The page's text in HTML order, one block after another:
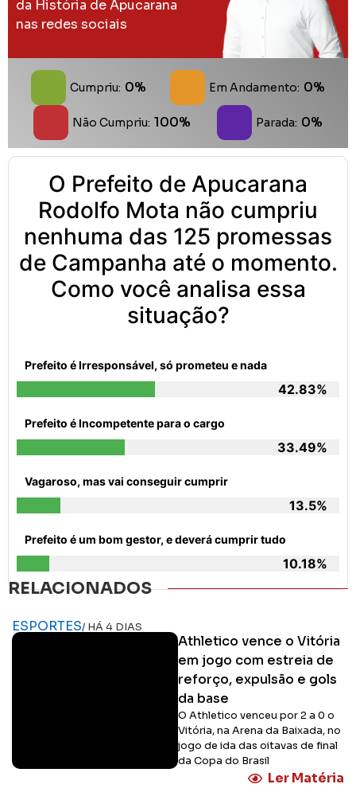
da História de Apucarana
nas redes sociais
Cumpriu: 0% Em Andamento: 0%
Não Cumpriu: 100% Parada: 0%
O Prefeito de Apucarana
Rodolfo Mota não cumpriu
nenhuma das 125 promessas
de Campanha até o momento.
Como você analisa essa
situação?
Prefeito é Irresponsável, só prometeu e nada
42.83%
Prefeito é Incompetente para o cargo
33.49%
Vagaroso, mas vai conseguir cumprir
13.5%
Prefeito é um bom gestor, e deverá cumprir tudo
10.18%
RELACIONADOS
ESPORTES/ HÁ 4 DIAS
Athletico vence o Vitória
em jogo com estreia de
reforço, expulsão e gols
da base
O Athletico venceu por 2 a 0 o
Vitória, na Arena da Baixada, no
jogo de ida das oitavas de final
da Copa do Brasil
Ler Matéria